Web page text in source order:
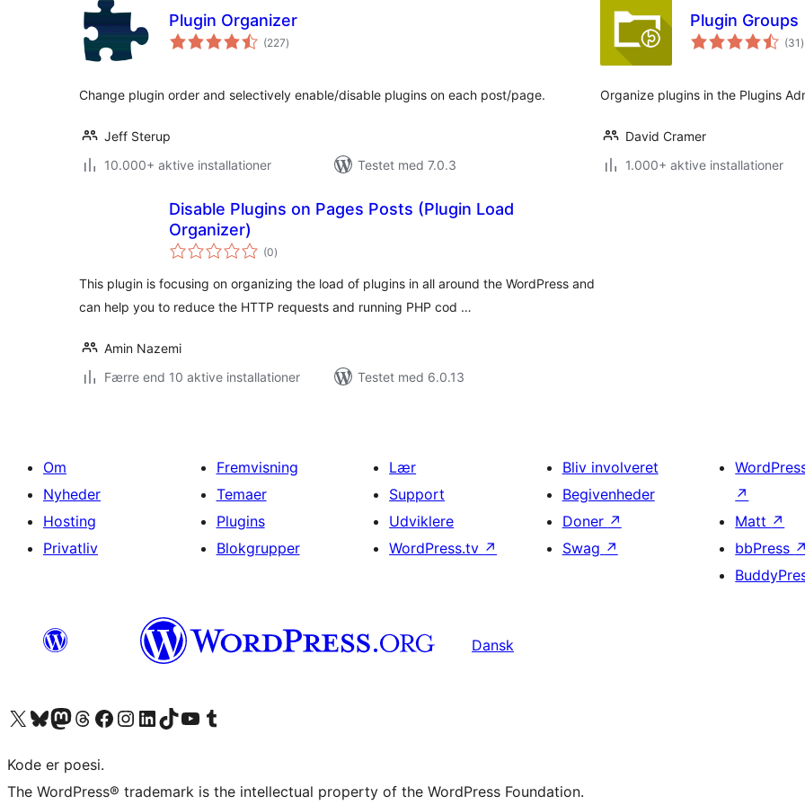
Plugin Organizer
(227totale
bedømmelser
)
Change plugin order and selectively enable/disable plugins on each post/page.
Jeff Sterup
10.000+ aktive installationer
Testet med 7.0.3
Plugin Groups
(31 )
Organize plugins in the Plugins
David Cramer
1.000+ aktive installationer
Disable Plugins on Pages Posts (Plugin Load
Organizer)
(0totale
bedømmelser
)
This plugin is focusing on organizing the load of plugins in all around the WordPress and
can help you to reduce the HTTP requests and running PHP cod …
Amin Nazemi
Færre end 10 aktive installationer
Testet med 6.0.13
Om
Nyheder
Hosting
Privatliv
Fremvisning
Temaer
Plugins
Blokgrupper
Lær
Support
Udviklere
WordPress.tv ↗
Bliv involveret
Begivenheder
Doner ↗
Swag ↗
↗
Matt ↗
bbPress ↗
Dansk
Besøg vores X (tidligere Twitter) konto
Besøg vores Bluesky-konto
Besøg vores Mastodon konto
Besøg vores Threads-konto
Besøg vores Facebook sideBesøg vores Instagram konto
Besøg vores LinkedIn konto
Besøg vores TikTok-konto
Besøg vores YouTube-kanalBesøg vores Tumblr-konto
Kode er poesi.
The WordPress® trademark is the intellectual property of the WordPress Foundation.